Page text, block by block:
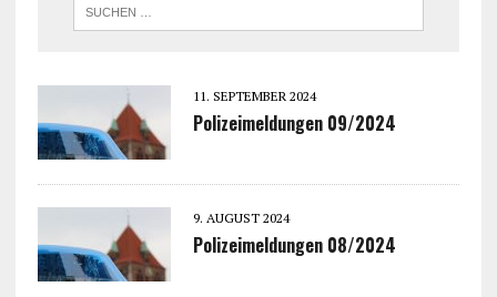
11. SEPTEMBER 2024
Polizeimeldungen 09/2024
9. AUGUST 2024
Polizeimeldungen 08/2024